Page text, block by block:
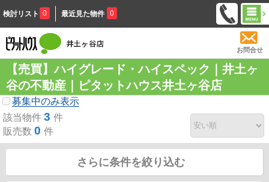
検討リスト 0 最近見た物件 0
お問合せ
【売買】ハイグレード・ハイスペック｜井土ヶ
谷の不動産｜ピタットハウス井土ヶ谷店
募集中のみ表示
該当物件 3 件
販売数 0 件
さらに条件を絞り込む